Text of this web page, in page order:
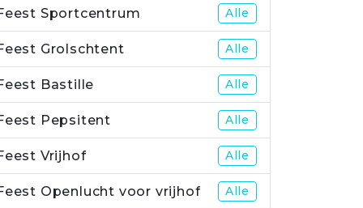
Sportcentrum Alle
Grolschtent Alle
Bastille Alle
Pepsitent Alle
Vrijhof Alle
Openlucht voor vrijhof Alle